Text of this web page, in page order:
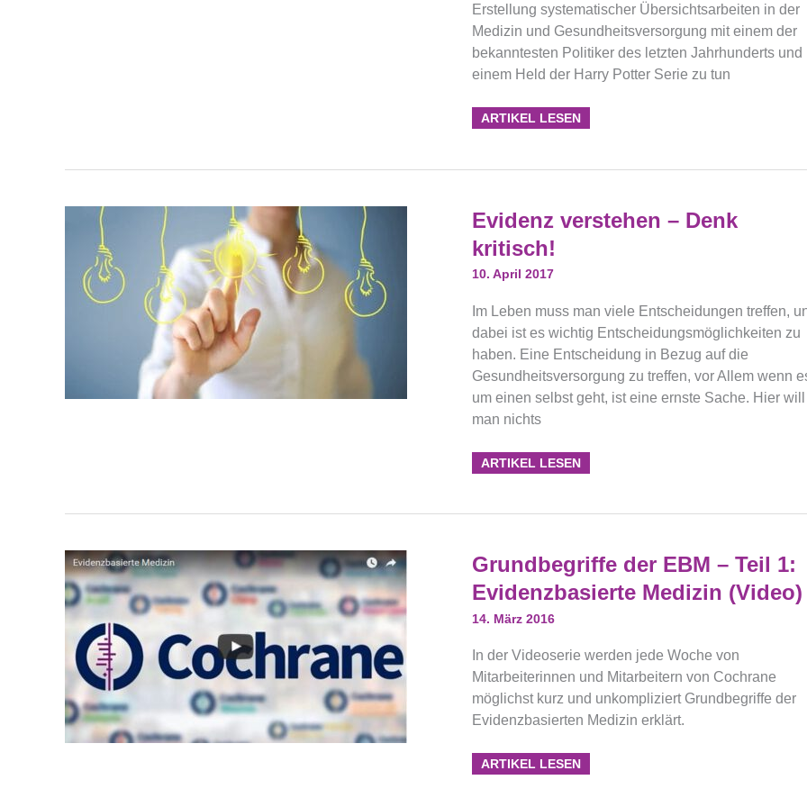
Erstellung systematischer Übersichtsarbeiten in der
Medizin und Gesundheitsversorgung mit einem der
bekanntesten Politiker des letzten Jahrhunderts und
einem Held der Harry Potter Serie zu tun
ARTIKEL LESEN
Evidenz verstehen – Denk
kritisch!
10. April 2017
Im Leben muss man viele Entscheidungen treffen,
dabei ist es wichtig Entscheidungsmöglichkeiten zu
haben. Eine Entscheidung in Bezug auf die
Gesundheitsversorgung zu treffen, vor Allem wenn
um einen selbst geht, ist eine ernste Sache. Hier will
man nichts
Evidenz
Verstehen
Denk
ARTIKEL LESEN
Grundbegriffe der EBM – Teil 1:
Evidenzbasierte Medizin (Video)
14. März 2016
In der Videoserie werden jede Woche von
Mitarbeiterinnen und Mitarbeitern von Cochrane
möglichst kurz und unkompliziert Grundbegriffe der
Evidenzbasierten Medizin erklärt.
Grundbegriffe
Der
EBM
–
1:
(Video)
ARTIKEL LESEN